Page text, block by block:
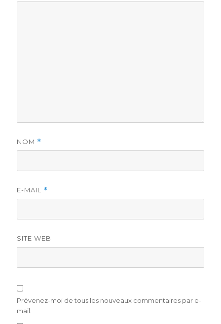
NOM *
E-MAIL *
SITE WEB
Prévenez-moi de tous les nouveaux commentaires par e-
mail.